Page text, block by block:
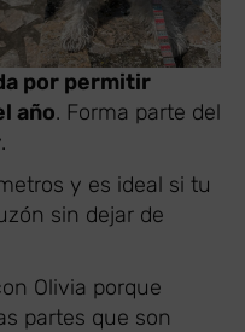
por permitir
año. Forma parte del
y es ideal si tu
sin dejar de
Olivia porque
partes que son